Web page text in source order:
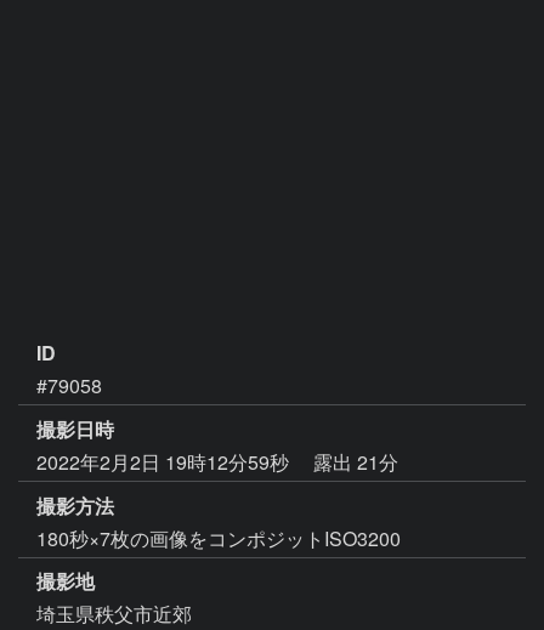
ID
#79058
撮影日時
2022年2月2日 19時12分59秒
露出 21分
撮影方法
180秒×7枚の画像をコンポジットISO3200
撮影地
埼玉県秩父市近郊